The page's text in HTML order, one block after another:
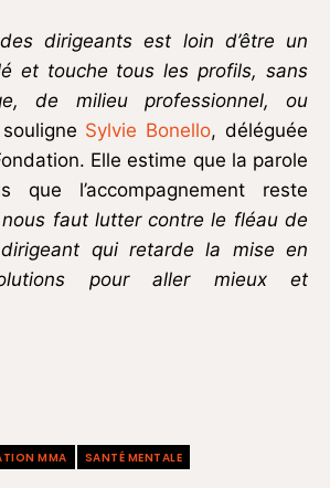
dirigeants est loin d’être un
et touche tous les profils, sans
de milieu professionnel, ou
Sylvie Bonello, déléguée
Elle estime que la parole
que l’accompagnement reste
faut lutter contre le fléau de
qui retarde la mise en
pour aller mieux et
MMA SANTÉ MENTALE